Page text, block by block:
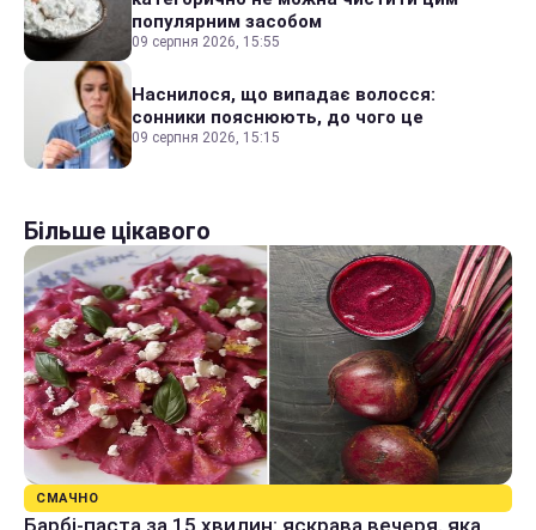
популярним засобом
09 серпня 2026, 15:55
Наснилося, що випадає волосся:
сонники пояснюють, до чого це
09 серпня 2026, 15:15
Більше цікавого
СМАЧНО